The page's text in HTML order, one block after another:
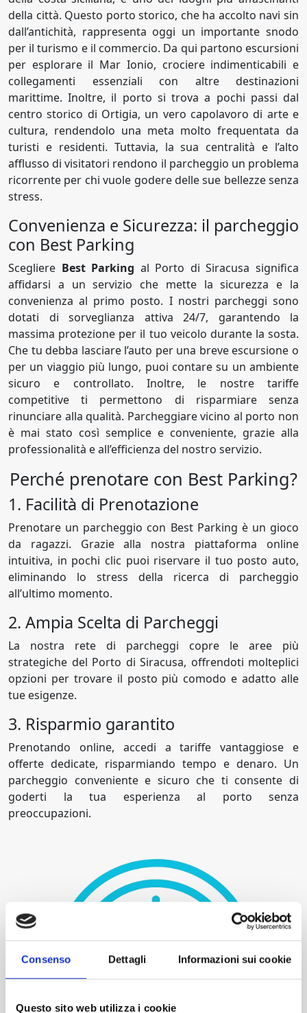
Consenso Dettagli Informazioni sui cookie
Questo sito web utilizza i cookie
della città. Questo porto storico, che ha accolto navi sin
dall’antichità, rappresenta oggi un importante snodo
per il turismo e il commercio. Da qui partono escursioni
per esplorare il Mar Ionio, crociere indimenticabili e
collegamenti essenziali con altre destinazioni
marittime. Inoltre, il porto si trova a pochi passi dal
centro storico di Ortigia, un vero capolavoro di arte e
cultura, rendendolo una meta molto frequentata da
turisti e residenti. Tuttavia, la sua centralità e l’alto
afflusso di visitatori rendono il parcheggio un problema
ricorrente per chi vuole godere delle sue bellezze senza
stress.
Convenienza e Sicurezza: il parcheggio
con Best Parking
Scegliere Best Parking al Porto di Siracusa significa
affidarsi a un servizio che mette la sicurezza e la
convenienza al primo posto. I nostri parcheggi sono
dotati di sorveglianza attiva 24/7, garantendo la
massima protezione per il tuo veicolo durante la sosta.
Che tu debba lasciare l’auto per una breve escursione o
per un viaggio più lungo, puoi contare su un ambiente
sicuro e controllato. Inoltre, le nostre tariffe
competitive ti permettono di risparmiare senza
rinunciare alla qualità. Parcheggiare vicino al porto non
è mai stato così semplice e conveniente, grazie alla
professionalità e all’efficienza del nostro servizio.
Perché prenotare con Best Parking?
1. Facilità di Prenotazione
Prenotare un parcheggio con Best Parking è un gioco
da ragazzi. Grazie alla nostra piattaforma online
intuitiva, in pochi clic puoi riservare il tuo posto auto,
eliminando lo stress della ricerca di parcheggio
all’ultimo momento.
2. Ampia Scelta di Parcheggi
La nostra rete di parcheggi copre le aree più
strategiche del Porto di Siracusa, offrendoti molteplici
opzioni per trovare il posto più comodo e adatto alle
tue esigenze.
3. Risparmio garantito
Prenotando online, accedi a tariffe vantaggiose e
offerte dedicate, risparmiando tempo e denaro. Un
parcheggio conveniente e sicuro che ti consente di
goderti la tua esperienza al porto senza
preoccupazioni.